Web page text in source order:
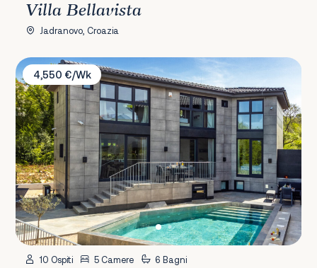
Villa Bellavista
Jadranovo, Croazia
Villa Signature Krk
4,550 €/Wk
10 Ospiti 5 Camere 6 Bagni